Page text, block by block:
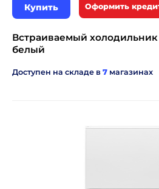
Купить Оформить
Встраиваемый холодильник
белый
Доступен на складе в 7 магазинах